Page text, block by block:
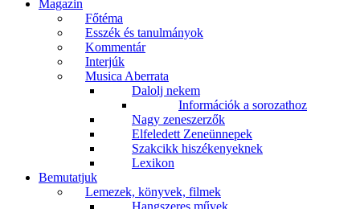
Magazin
Főtéma
Esszék és tanulmányok
Kommentár
Interjúk
Musica Aberrata
Dalolj nekem
Információk a sorozathoz
Nagy zeneszerzők
Elfeledett Zeneünnepek
Szakcikk hiszékenyeknek
Lexikon
Bemutatjuk
Lemezek, könyvek, filmek